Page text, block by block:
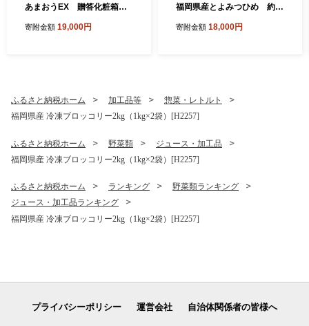
あまおうEX 贈答化粧箱入2
寄附金額 19,000円
福岡県産とよみつひめ 約3
寄附金額 18,000円
ふるさと納税ホーム 加工品等
惣菜・レトルト
福岡県産 冷凍ブロッコリー2kg（1kg×2袋）[H2257]
ふるさと納税ホーム 野菜類
ジュース・加工品
福岡県産 冷凍ブロッコリー2kg（1kg×2袋）[H2257]
ふるさと納税ホーム ランキング
野菜類ランキング
ジュース・加工品ランキング
福岡県産 冷凍ブロッコリー2kg（1kg×2袋）[H2257]
プライバシーポリシー 運営会社 自治体関係者の皆様へ